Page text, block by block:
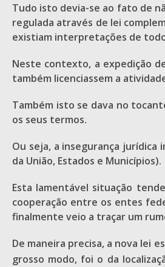
Tudo isto devia-se ao fato de
regulada através de lei
existiam interpretações de
Neste contexto, a expedição
também licenciassem a
Também isto se dava no
os seus termos.
Ou seja, a insegurança jurídica
da União, Estados e Municípios).
Esta lamentável situação
cooperação entre os entes
finalmente veio a traçar um
De maneira precisa, a nova lei
grosso modo, foi o da